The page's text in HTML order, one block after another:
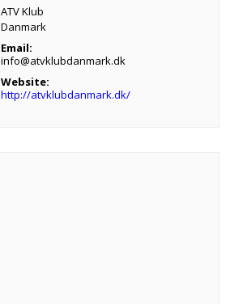
ATV Klub
Danmark
Email:
info@atvklubdanmark.dk
Website:
http://atvklubdanmark.dk/